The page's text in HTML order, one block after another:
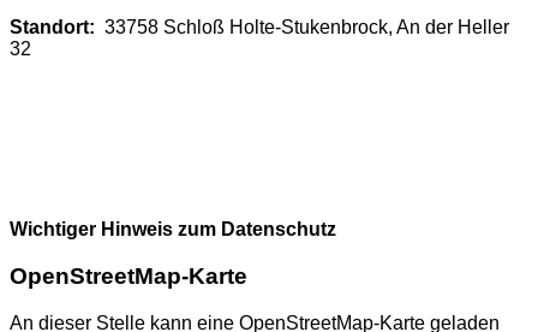
Standort: 33758 Schloß Holte-Stukenbrock, An der Heller
32
Wichtiger Hinweis zum Datenschutz
OpenStreetMap-Karte
An dieser Stelle kann eine OpenStreetMap-Karte geladen